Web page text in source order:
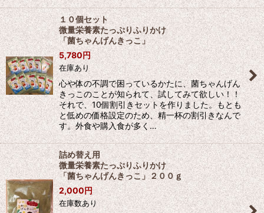
１０個セット
微量栄養素たっぷりふりかけ
「菌ちゃんげんきっこ」
5,780円
在庫あり
心や体の不調で困っているかたに、菌ちゃんげん
きっこのことが知られて、試してみて欲しい！！
それで、10個割引きセットを作りました。もとも
と低めの価格設定のため、精一杯の割引きなんで
す。外食や購入食が多く…
詰め替え用
微量栄養素たっぷりふりかけ
「菌ちゃんげんきっこ」２００ｇ
2,000円
在庫数あり